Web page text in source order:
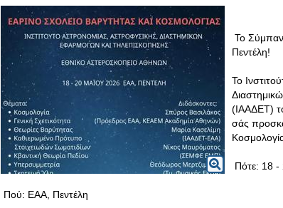
Το Σύμπαν
Πεντέλη!
Το
(ΙΑΑΔΕΤ)
σάς
Πότε: 18
Πού: ΕΑΑ, Πεντέλη